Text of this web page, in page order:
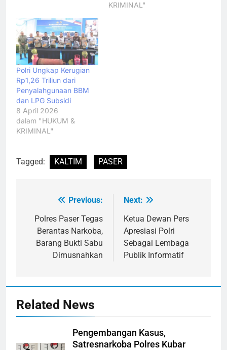
KRIMINAL"
Polri Ungkap Kerugian
Rp1,26 Triliun dari
Penyalahgunaan BBM
dan LPG Subsidi
8 April 2026
dalam "HUKUM &
KRIMINAL"
Tagged: KALTIM PASER
Navigasi
pos
Previous:
Polres Paser Tegas
Berantas Narkoba,
Barang Bukti Sabu
Dimusnahkan
Next:
Ketua Dewan Pers
Apresiasi Polri
Sebagai Lembaga
Publik Informatif
Related News
Pengembangan Kasus,
Satresnarkoba Polres Kubar